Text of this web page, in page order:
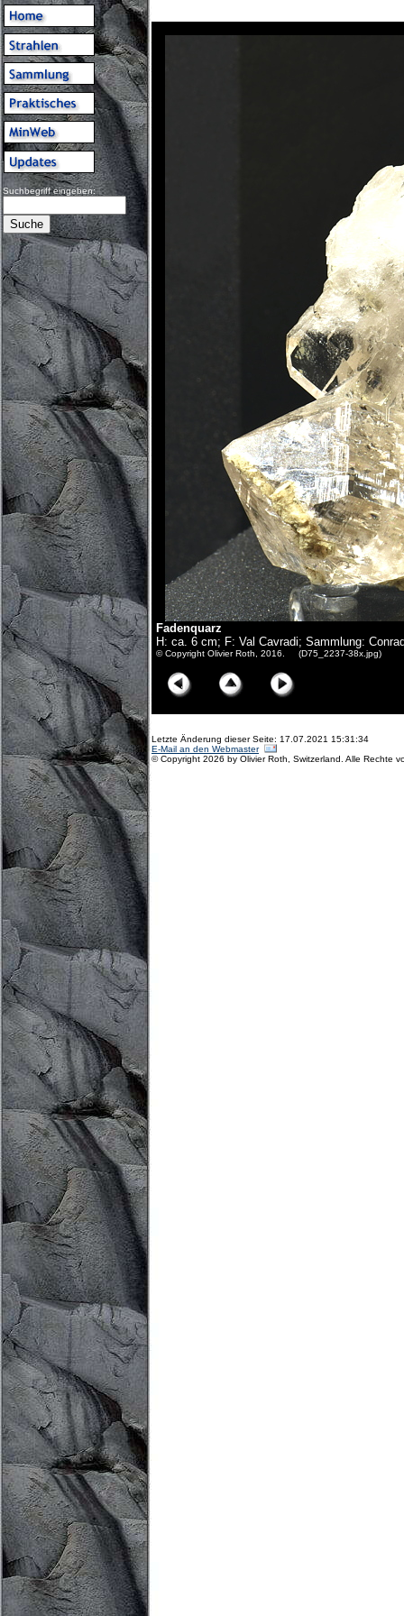
Suchbegriff eingeben:
Fadenquarz
H: ca. 6 cm; F: Val Cavradi; Sammlung:
© Copyright Olivier Roth, 2016. (D75_2237-38x.jpg)
Letzte Änderung dieser Seite: 17.07.2021 15:31:34
E-Mail an den Webmaster
© Copyright 2026 by Olivier Roth, Switzerland. Alle Rechte